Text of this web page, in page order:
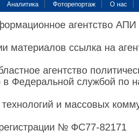
Аналитика Фоторепортаж О нас
агентство
материалов ссылка на
агентство
в Федеральной службой по
и массовых
№ ФС77-82171